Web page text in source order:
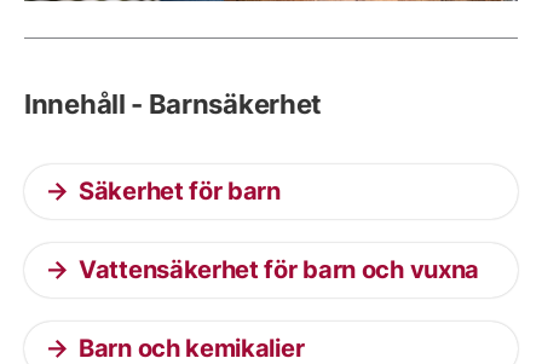
Innehåll - Barnsäkerhet
Säkerhet för barn
Vattensäkerhet för barn och vuxna
Barn och kemikalier